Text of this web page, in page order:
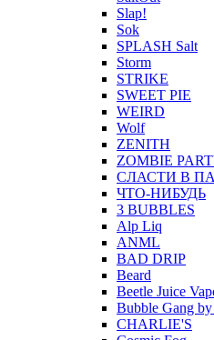
Slap!
Sok
SPLASH Salt
Storm
STRIKE
SWEET PIE
WEIRD
Wolf
ZENITH
ZOMBIE
СЛАСТИ В
ЧТО-НИБУДЬ
3 BUBBLES
Alp Liq
ANML
BAD DRIP
Beard
Beetle Juice
Bubble Gang
CHARLIE'S